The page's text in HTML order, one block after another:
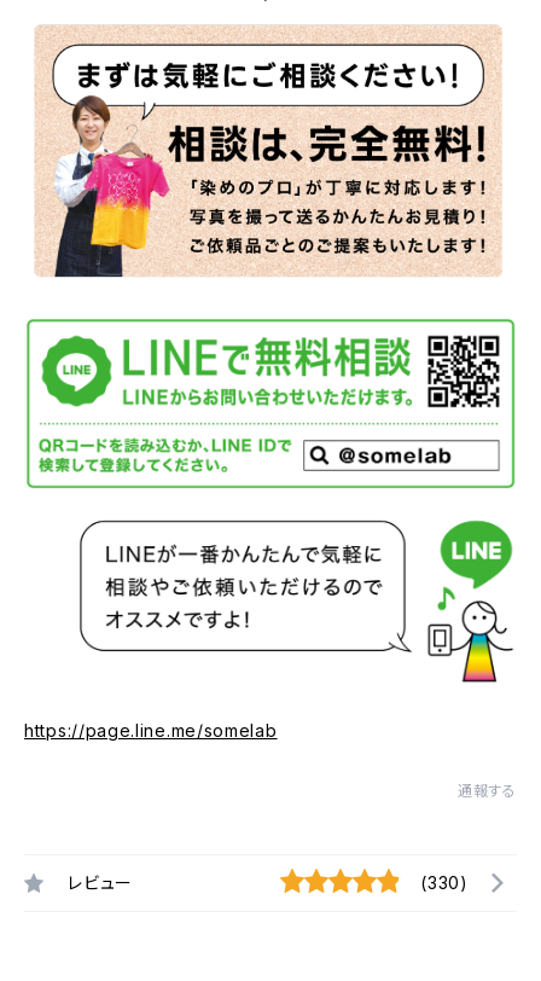
https://page.line.me/somelab
通報する
レビュー (330)